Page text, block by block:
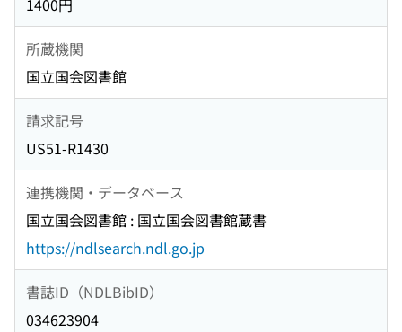
1400円
所蔵機関
国立国会図書館
請求記号
US51-R1430
連携機関・データベース
国立国会図書館 : 国立国会図書館蔵書
https://ndlsearch.ndl.go.jp
書誌ID（NDLBibID）
034623904